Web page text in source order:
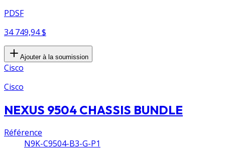
PDSF
34 749,94 $
Ajouter à la soumission
Cisco
Cisco
NEXUS 9504 CHASSIS BUNDLE
Référence
N9K-C9504-B3-G-P1